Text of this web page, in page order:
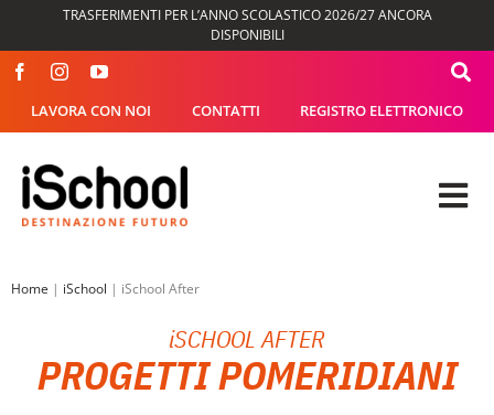
contenuto
TRASFERIMENTI PER L’ANNO SCOLASTICO 2026/27 ANCORA
DISPONIBILI
LAVORA CON NOI CONTATTI REGISTRO ELETTRONICO
Home | iSchool | iSchool After
iSCHOOL AFTER
PROGETTI POMERIDIANI